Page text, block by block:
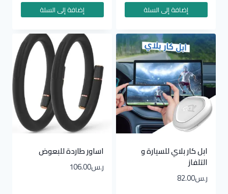
إضافة إلى السلة إضافة إلى السلة
ابل كار بلاي للسيارة و
التلفاز
ر.س82.00
اساور طاردة للبعوض
ر.س106.00